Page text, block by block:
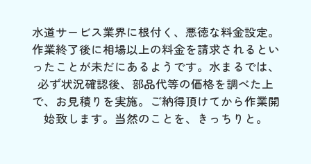
水道サービス業界に根付く、悪徳な料金設定。
作業終了後に相場以上の料金を請求されるとい
ったことが未だにあるようです。水まるでは、
必ず状況確認後、部品代等の価格を調べた上
で、お見積りを実施。ご納得頂けてから作業開
始致します。当然のことを、きっちりと。